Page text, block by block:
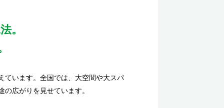
。
ています。全国では、大空間や大スパ
広がりを見せています。